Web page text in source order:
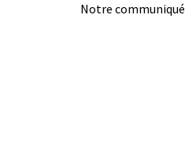
Notre communiqué